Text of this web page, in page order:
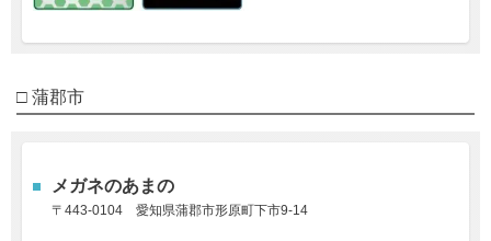
□ 蒲郡市
メガネのあまの
〒443-0104 愛知県蒲郡市形原町下市9-14